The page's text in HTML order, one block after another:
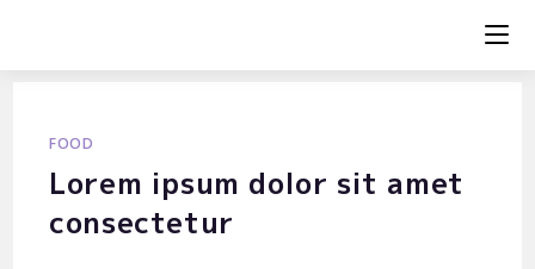
content
FOOD
Lorem ipsum dolor sit amet
consectetur